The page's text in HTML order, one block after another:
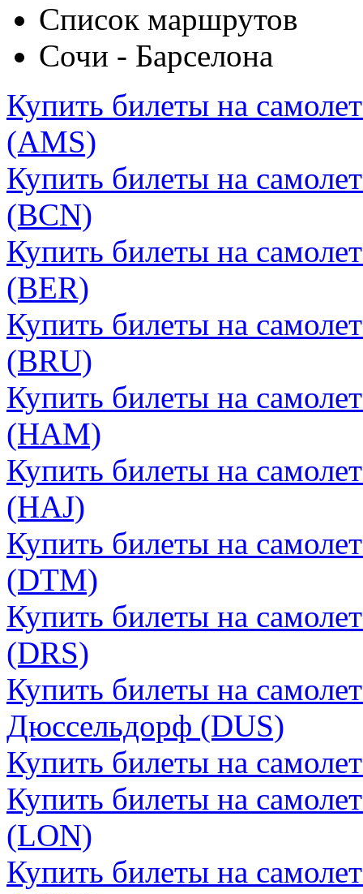
Список маршрутов
Сочи - Барселона
Купить билеты на
(AMS)
Купить билеты на
(BCN)
Купить билеты на
(BER)
Купить билеты на
(BRU)
Купить билеты на
(HAM)
Купить билеты на
(HAJ)
Купить билеты на
(DTM)
Купить билеты на
(DRS)
Купить билеты на
Дюссельдорф (DUS)
Купить билеты на
Купить билеты на
(LON)
Купить билеты на